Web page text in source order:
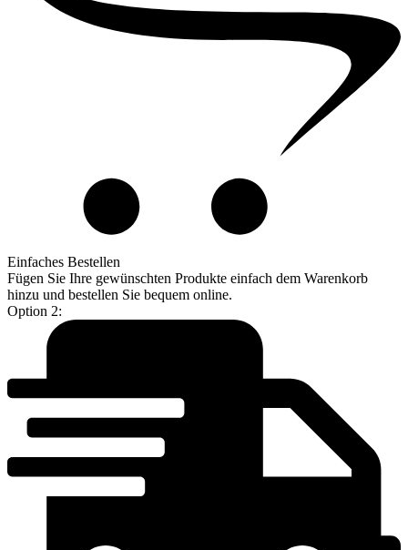
Einfaches Bestellen
Fügen Sie Ihre gewünschten Produkte einfach dem Warenkorb
hinzu und bestellen Sie bequem online.
Option 2: